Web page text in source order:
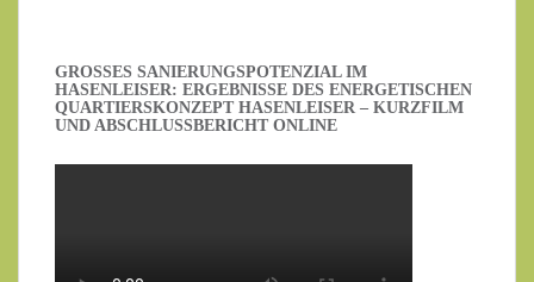
GROSSES SANIERUNGSPOTENZIAL IM H
ASENLEISER: ERGEBNISSE DES ENERGETISCHEN Q
UARTIERSKONZEPT HASENLEISER – KURZFILM U
ND ABSCHLUSSBERICHT ONLINE